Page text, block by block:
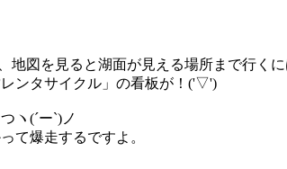
地図を見ると湖面が見える場所まで行く
ンタサイクル」の看板が！('▽')
ヽ(´ー`)ノ
て爆走するですよ。